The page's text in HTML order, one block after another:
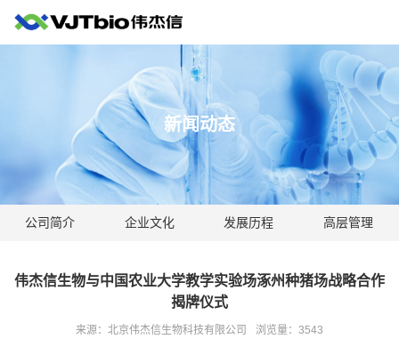
新闻动态
公司简介 企业文化 发展历程 高层管理
伟杰信生物与中国农业大学教学实验场涿州种猪场战略合作
揭牌仪式
来源：北京伟杰信生物科技有限公司 浏览量： 3543